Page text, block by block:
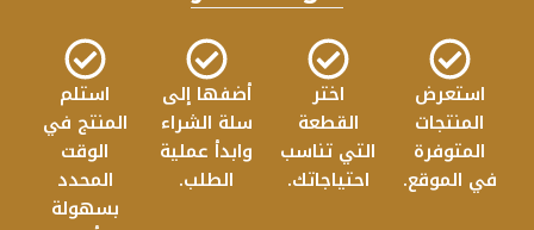
استعرض
المنتجات
المتوفرة
في الموقع.
اختر
القطعة
التي تناسب
احتياجاتك.
أضفها إلى
سلة الشراء
وابدأ عملية
الطلب.
استلم
المنتج في
الوقت
المحدد
بسهولة